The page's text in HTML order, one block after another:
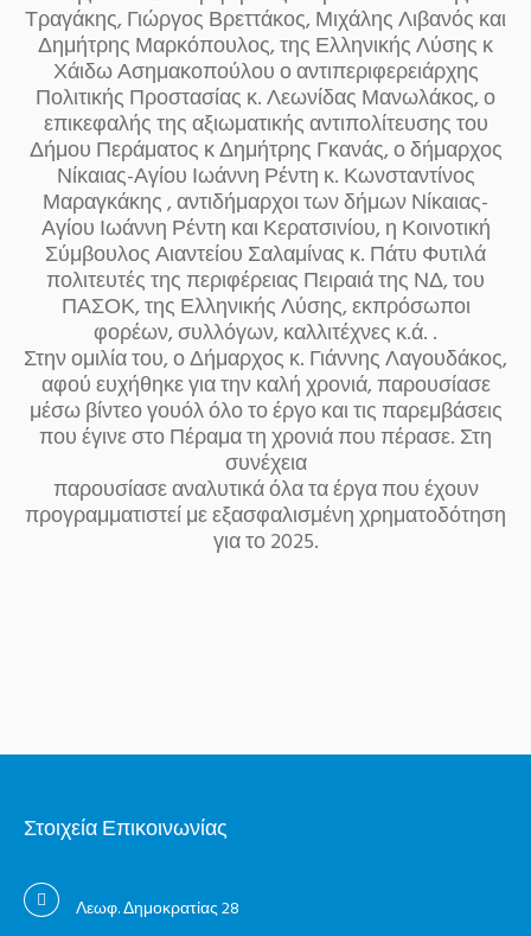
Τραγάκης, Γιώργος Βρεττάκος, Μιχάλης Λιβανός και
Δημήτρης Μαρκόπουλος, της Ελληνικής Λύσης κ
Χάιδω Ασημακοπούλου ο αντιπεριφερειάρχης
Πολιτικής Προστασίας κ. Λεωνίδας Μανωλάκος, ο
επικεφαλής της αξιωματικής αντιπολίτευσης του
Δήμου Περάματος κ Δημήτρης Γκανάς, ο δήμαρχος
Νίκαιας-Αγίου Ιωάννη Ρέντη κ. Κωνσταντίνος
Μαραγκάκης , αντιδήμαρχοι των δήμων Νίκαιας-
Αγίου Ιωάννη Ρέντη και Κερατσινίου, η Κοινοτική
Σύμβουλος Αιαντείου Σαλαμίνας κ. Πάτυ Φυτιλά
πολιτευτές της περιφέρειας Πειραιά της ΝΔ, του
ΠΑΣΟΚ, της Ελληνικής Λύσης, εκπρόσωποι
φορέων, συλλόγων, καλλιτέχνες κ.ά. .
Στην ομιλία του, ο Δήμαρχος κ. Γιάννης Λαγουδάκος,
αφού ευχήθηκε για την καλή χρονιά, παρουσίασε
μέσω βίντεο γουόλ όλο το έργο και τις παρεμβάσεις
που έγινε στο Πέραμα τη χρονιά που πέρασε. Στη
συνέχεια
παρουσίασε αναλυτικά όλα τα έργα που έχουν
προγραμματιστεί με εξασφαλισμένη χρηματοδότηση
για το 2025.
Στοιχεία Επικοινωνίας
Λεωφ. Δημοκρατίας 28